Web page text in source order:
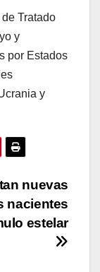
Tratado
y
por Estados
y
nuevas
nacientes
estelar